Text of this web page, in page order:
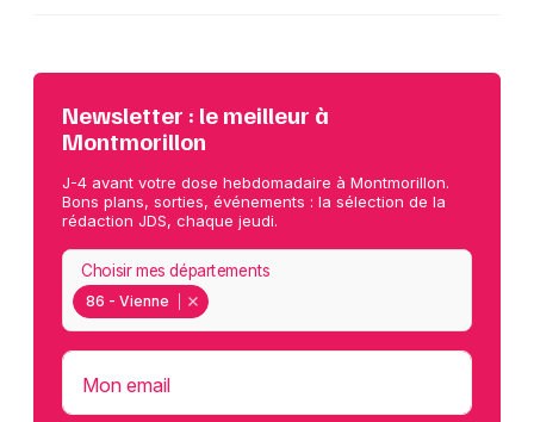
Newsletter : le meilleur à
Montmorillon
J-4 avant votre dose hebdomadaire à Montmorillon.
Bons plans, sorties, événements : la sélection de la
rédaction JDS, chaque jeudi.
86 - Vienne
Choisir mes départements
Mon email